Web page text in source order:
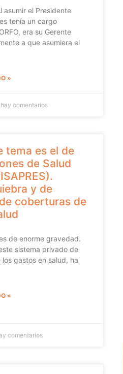
asumir el Presidente
tenía un cargo
era su Gerente
a que asumiera el
»
comentarios
tema es el de
de Salud
y de
coberturas de
de enorme gravedad.
sistema privado de
gastos en salud, ha
»
comentarios